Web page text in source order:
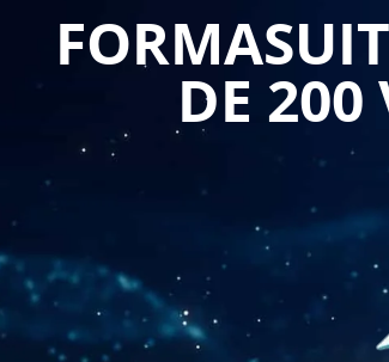
dans CHORUS de manière
de la plateforme, les différents
espaces d'échange sécurisés), les
canaux de dialogue avec les services
le contenu du programme à votre profil
selon votre volume d'activité avec la
de notification, comment
fonctionnalités de recherche pour retrouver
la gestion efficace des échanges internes et
formation maîtriser les bases de
DE 200